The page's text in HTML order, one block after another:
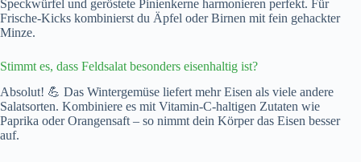
Speckwürfel und geröstete Pinienkerne harmonieren perfekt. Für
Frische-Kicks kombinierst du Äpfel oder Birnen mit fein gehackter
Minze.
Stimmt es, dass Feldsalat besonders eisenhaltig ist?
Absolut! 💪 Das Wintergemüse liefert mehr Eisen als viele andere
Salatsorten. Kombiniere es mit Vitamin-C-haltigen Zutaten wie
Paprika oder Orangensaft – so nimmt dein Körper das Eisen besser
auf.